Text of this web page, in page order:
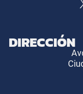
DIRECCIÓN